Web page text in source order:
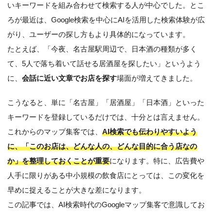
いキーワードを組み合わせて検索する人が中心でした。とこ
ろが最近は、Google検索を中心にAIを活用した検索体験が広
がり、ユーザーの探し方もより具体的になっています。
たとえば、「今夜、名古屋駅周辺で、日本酒の種類が多く
て、5人で落ち着いて話せる居酒屋を探したい」というよう
に、 会話に近い文章でお店を探す場面が増えてきました。
こうなると、単に「名古屋」「居酒屋」「日本酒」といった
キーワードを登録しているだけでは、十分とは言えません。
これからのマップ集客では、 AI検索でも伝わりやすいよう
に、「このお店は、どんな人の、どんな目的に合う店なの
か」を整理しておくことが重要になります。特に、広告費や
人手に限りがある中小規模の飲食店にとっては、この変化を
早めに捉えることが大きな差になります。
この記事では、AI検索時代のGoogleマップ集客で意識してお